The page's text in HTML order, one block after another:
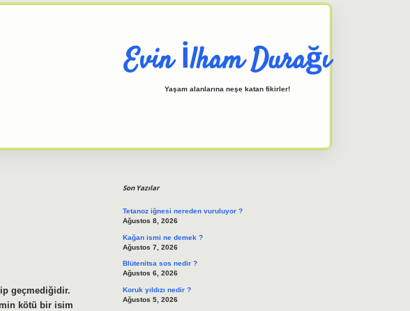
Evin İlham Durağı
Yaşam alanlarına neşe katan fikirler!
geçmediğidir.
kötü bir isim
Son Yazılar
Tetanoz iğnesi nereden vuruluyor ?
Ağustos 8, 2026
Kağan ismi ne demek ?
Ağustos 7, 2026
Blütenitsa sos nedir ?
Ağustos 6, 2026
Koruk yıldızı nedir ?
Ağustos 5, 2026